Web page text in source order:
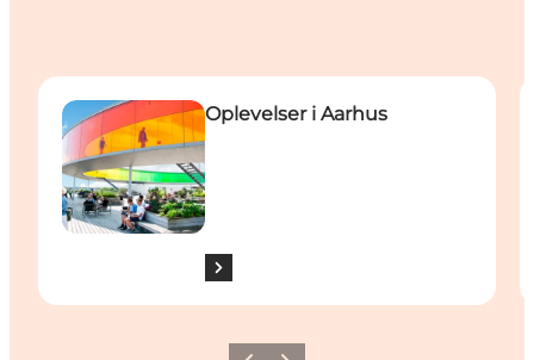
Se og oplev Aarhus
Oplevelser i Aarhus